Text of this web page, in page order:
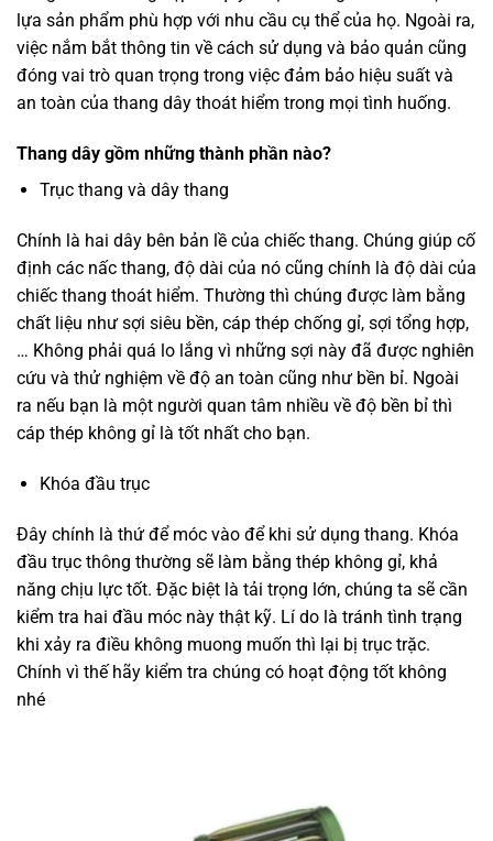
lựa sản phẩm phù hợp với nhu cầu cụ thể của họ. Ngoài ra,
việc nắm bắt thông tin về cách sử dụng và bảo quản cũng
đóng vai trò quan trọng trong việc đảm bảo hiệu suất và
an toàn của thang dây thoát hiểm trong mọi tình huống.
Thang dây gồm những thành phần nào?
Trục thang và dây thang
Chính là hai dây bên bản lề của chiếc thang. Chúng giúp cố
định các nấc thang, độ dài của nó cũng chính là độ dài của
chiếc thang thoát hiểm. Thường thì chúng được làm bằng
chất liệu như sợi siêu bền, cáp thép chống gỉ, sợi tổng hợp,
… Không phải quá lo lắng vì những sợi này đã được nghiên
cứu và thử nghiệm về độ an toàn cũng như bền bỉ. Ngoài
ra nếu bạn là một người quan tâm nhiều về độ bền bỉ thì
cáp thép không gỉ là tốt nhất cho bạn.
Khóa đầu trục
Đây chính là thứ để móc vào để khi sử dụng thang. Khóa
đầu trục thông thường sẽ làm bằng thép không gỉ, khả
năng chịu lực tốt. Đặc biệt là tải trọng lớn, chúng ta sẽ cần
kiểm tra hai đầu móc này thật kỹ. Lí do là tránh tình trạng
khi xảy ra điều không muong muốn thì lại bị trục trặc.
Chính vì thế hãy kiểm tra chúng có hoạt động tốt không
nhé